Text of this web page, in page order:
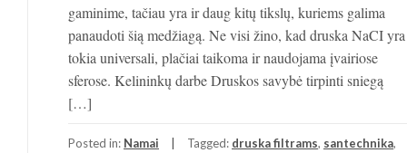
gaminime, tačiau yra ir daug kitų tikslų, kuriems galima
panaudoti šią medžiagą. Ne visi žino, kad druska NaCI yra
tokia universali, plačiai taikoma ir naudojama įvairiose
sferose. Kelininkų darbe Druskos savybė tirpinti sniegą
[…]
Posted in: Namai Tagged: druska filtrams, santechnika,